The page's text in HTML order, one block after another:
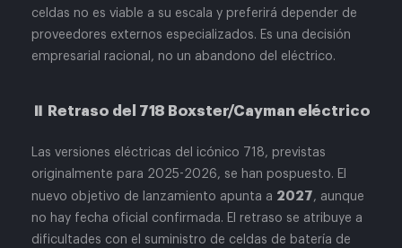
celdas no es viable a su escala y preferirá depender de
proveedores externos especializados. Es una decisión
empresarial racional, no un abandono del eléctrico.
⏸️ Retraso del 718 Boxster/Cayman eléctrico
Las versiones eléctricas del icónico 718, previstas
originalmente para 2025-2026, se han pospuesto. El
nuevo objetivo de lanzamiento apunta a 2027, aunque
no hay fecha oficial confirmada. El retraso se atribuye a
dificultades con el suministro de celdas de batería de